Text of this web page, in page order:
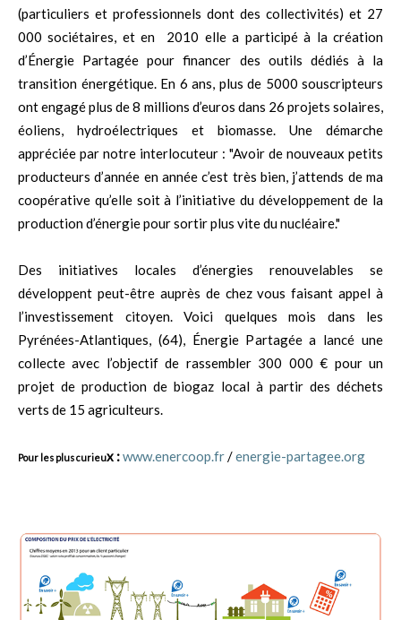
(particuliers et professionnels dont des collectivités) et 27
000 sociétaires, et en 2010 elle a participé à la création
d’Énergie Partagée pour financer des outils dédiés à la
transition énergétique. En 6 ans, plus de 5000 souscripteurs
ont engagé plus de 8 millions d’euros dans 26 projets solaires,
éoliens, hydroélectriques et biomasse. Une démarche
appréciée par notre interlocuteur : "Avoir de nouveaux petits
producteurs d’année en année c’est très bien, j’attends de ma
coopérative qu’elle soit à l’initiative du développement de la
production d’énergie pour sortir plus vite du nucléaire."
Des initiatives locales d’énergies renouvelables se
développent peut-être auprès de chez vous faisant appel à
l’investissement citoyen. Voici quelques mois dans les
Pyrénées-Atlantiques, (64), Énergie Partagée a lancé une
collecte avec l’objectif de rassembler 300 000 € pour un
projet de production de biogaz local à partir des déchets
verts de 15 agriculteurs.
Pour les plus curieux :www.enercoop.fr/energie-partagee.org